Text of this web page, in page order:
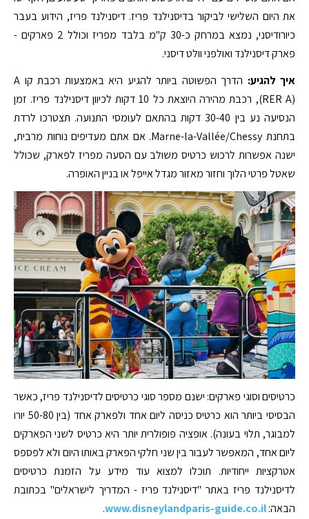
את היום השלישי לביקור בדיסנילנד פריז. דיסנילנד פריז, הידוע בעבר
כיורודיסני, נמצא במרחק כ-30 ק"מ בלבד מפריז וכולל 2 פארקים -
פארק דיסנילנד ואולפני וולט דיסני.
איך להגיע:
הדרך הפשוטה ביותר להגיע היא באמצעות רכבת קו A
(RER A), רכבת מהירה היוצאת כל 10 דקות לכיוון דיסנילנד פריז. זמן
הנסיעה נע בין 30-40 דקות בהתאם לעומסי התנועה. תצטרכו לרדת
בתחנת Marne-la-Vallée/Chessy. אם אתם מעדיפים נוחות מרבית,
ישנה אפשרות לרכוש כרטיס משולב עם הסעה מפריז לפארק, שכולל
שאטל פרטי הלוך וחזור מאזור מגדל אייפל או בניין האופרה.
כרטיסים וסוגי פארקים: ישנם מספר סוגי כרטיסים לדיסנילנד פריז, כאשר
הבסיסי ביותר הוא כרטיס כניסה ליום אחד ולפארק אחד (בין 50-80 יורו
למבוגר, תלוי בעונה). אופציה פופולרית יותר היא כרטיס לשני הפארקים
ליום אחד, המאפשר לעבור בין שני חלקי הפארק באותו היום ולא לפספס
אטרקציות ייחודיות. תוכלו למצוא עוד מידע על הזמנת כרטיסים
לדיסנילנד פריז באתר "דיסנילנד פריז - המדריך לישראלים" בכתובת
הבאה:www.disneylandparis-guide.co.il
.